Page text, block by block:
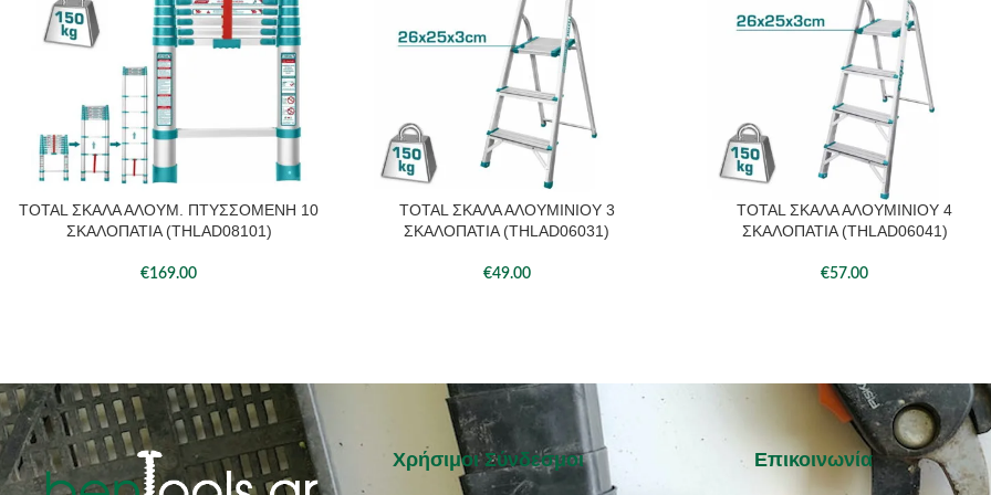
ΠΡΟΣΘΉΚΗ ΣΤΟ ΚΑΛΆΘΙ
TOTAL ΣΚΑΛΑ ΑΛΟΥΜ. ΠΤΥΣΣΟΜΕΝΗ 10
ΣΚΑΛΟΠΑΤΙΑ (THLAD08101)
€169.00
ΠΡΟΣΘΉΚΗ ΣΤΟ ΚΑΛΆΘΙ
TOTAL ΣΚΑΛΑ ΑΛΟΥΜΙΝΙΟΥ 3
ΣΚΑΛΟΠΑΤΙΑ (THLAD06031)
€49.00
ΠΡΟΣΘΉΚΗ ΣΤΟ ΚΑΛΆΘΙ
TOTAL ΣΚΑΛΑ ΑΛΟΥΜΙΝΙΟΥ 4
ΣΚΑΛΟΠΑΤΙΑ (THLAD06041)
€57.00
Χρήσιμοι Σύνδεσμοι Επικοινωνία